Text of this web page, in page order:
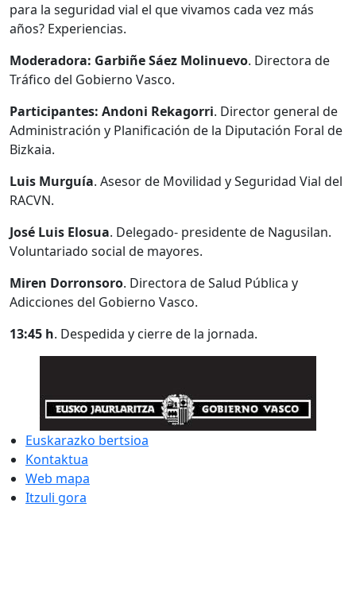
para la seguridad vial el que vivamos cada vez más
años? Experiencias.
Moderadora: Garbiñe Sáez Molinuevo. Directora de
Tráfico del Gobierno Vasco.
Participantes: Andoni Rekagorri. Director general de
Administración y Planificación de la Diputación Foral de
Bizkaia.
Luis Murguía. Asesor de Movilidad y Seguridad Vial del
RACVN.
José Luis Elosua. Delegado- presidente de Nagusilan.
Voluntariado social de mayores.
Miren Dorronsoro. Directora de Salud Pública y
Adicciones del Gobierno Vasco.
13:45 h. Despedida y cierre de la jornada.
Euskarazko bertsioa
Kontaktua
Web mapa
Itzuli gora